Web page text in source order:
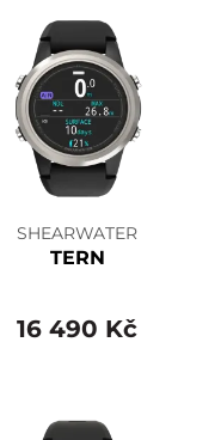
SHEARWATER
TERN
16 490 Kč